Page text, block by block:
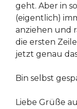
geht. Aber in
(eigentlich)
anziehen und
die ersten
jetzt genau
Bin selbst
Liebe Grüße